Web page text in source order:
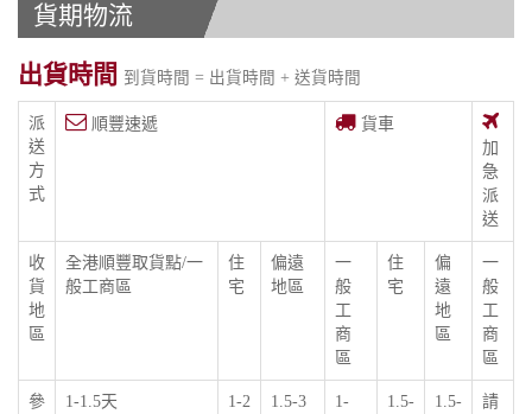
貨期物流
出貨時間 到貨時間 = 出貨時間 + 送貨時間
派
送
方
式
順豐速遞
貨車
加
急
派
送
收
貨
地
區
全港順豐取貨點/一
般工商區
住
宅
偏遠
地區
一
般
工
商
區
住
宅
偏
遠
地
區
一
般
工
商
區
參
1-1.5天
1-2
1.5-3
1-
1.5-
1.5-
請